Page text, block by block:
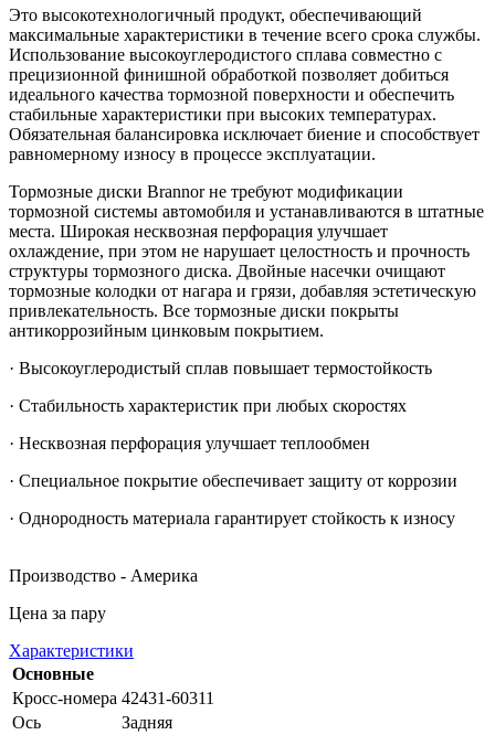
Это высокотехнологичный продукт, обеспечивающий
максимальные характеристики в течение всего срока службы.
Использование высокоуглеродистого сплава совместно с
прецизионной финишной обработкой позволяет добиться
идеального качества тормозной поверхности и обеспечить
стабильные характеристики при высоких температурах.
Обязательная балансировка исключает биение и способствует
равномерному износу в процессе эксплуатации.
Тормозные диски Brannor не требуют модификации
тормозной системы автомобиля и устанавливаются в штатные
места. Широкая несквозная перфорация улучшает
охлаждение, при этом не нарушает целостность и прочность
структуры тормозного диска. Двойные насечки очищают
тормозные колодки от нагара и грязи, добавляя эстетическую
привлекательность. Все тормозные диски покрыты
антикоррозийным цинковым покрытием.
· Высокоуглеродистый сплав повышает термостойкость
· Стабильность характеристик при любых скоростях
· Несквозная перфорация улучшает теплообмен
· Специальное покрытие обеспечивает защиту от коррозии
· Однородность материала гарантирует стойкость к износу
Производство - Америка
Цена за пару
Характеристики
Основные
Кросс-номера 42431-60311
Ось
Задняя